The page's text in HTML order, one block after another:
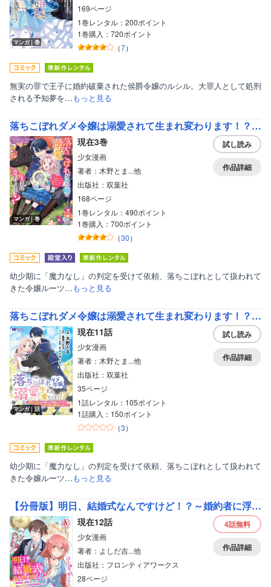
マンガ｜巻
169ページ
1巻レンタル：200ポイント
1巻購入：720ポイント
（7）
無実の罪で王子に婚約破棄された侯爵令嬢のルシル。大罪人として処刑
される予知夢を…もっと見る
落ちこぼれダメ令嬢は溺愛されて生まれ変わります！？～褒められるのが嬉しくて頑張っていたら規格外の才能が開花しました～（コミック）
マンガ｜巻
現在3巻
少女漫画
著者：木野とま...他
出版社：双葉社
168ページ
1巻レンタル：490ポイント
1巻購入：700ポイント
（30）
試し読み
作品詳細
幼少期に「魔力なし」の判定を受けて依頼、落ちこぼれとして扱われて
きた令嬢ルーツ…もっと見る
落ちこぼれダメ令嬢は溺愛されて生まれ変わります！？～褒められるのが嬉しくて頑張っていたら規格外の才能が開花しました～（コミック） 分冊版
マンガ｜話
現在11話
少女漫画
著者：木野とま...他
出版社：双葉社
35ページ
1話レンタル：105ポイント
1話購入：150ポイント
（3）
試し読み
作品詳細
幼少期に「魔力なし」の判定を受けて依頼、落ちこぼれとして扱われて
きた令嬢ルーツ…もっと見る
【分冊版】明日、結婚式なんですけど！？～婚約者に浮気されたので過去に戻って人生やりなおします～（アリアンローズコミックス）
現在12話
少女漫画
著者：よしだ吉...他
出版社：フロンティアワークス
28ページ
4話無料
作品詳細